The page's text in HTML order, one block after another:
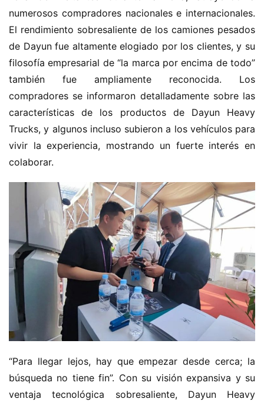
c
h
i
n
o
C
a
i
ó
n
u
e
v
a
e
e
g
í
a
Sign in Sign up
numerosos compradores nacionales e internacionales.
El rendimiento sobresaliente de los camiones pesados
de Dayun fue altamente elogiado por los clientes, y su
filosofía empresarial de “la marca por encima de todo”
también fue ampliamente reconocida. Los
compradores se informaron detalladamente sobre las
características de los productos de Dayun Heavy
Trucks, y algunos incluso subieron a los vehículos para
vivir la experiencia, mostrando un fuerte interés en
colaborar.
“Para llegar lejos, hay que empezar desde cerca; la
búsqueda no tiene fin”. Con su visión expansiva y su
ventaja tecnológica sobresaliente, Dayun Heavy